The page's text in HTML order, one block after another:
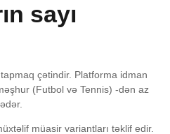
sayı
çətindir. Platforma idman
(Futbol və Tennis) -dən az
müasir variantları təklif edir.